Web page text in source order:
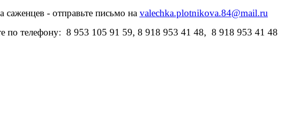
саженцев - отправьте письмо на valechka.plotnikova.84@mail.ru
по телефону: 8 953 105 91 59, 8 918 953 41 48, 8 918 953 41 48